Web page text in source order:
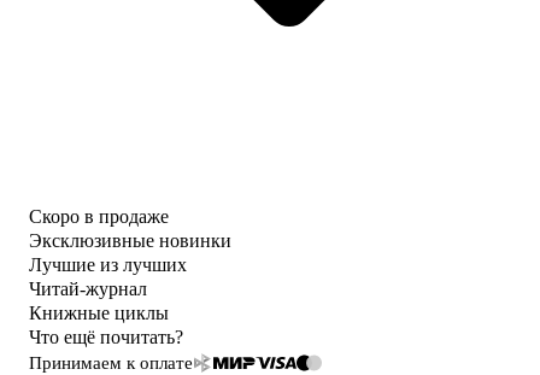
Скоро в продаже
Эксклюзивные новинки
Лучшие из лучших
Читай-журнал
Книжные циклы
Что ещё почитать?
Принимаем к оплате